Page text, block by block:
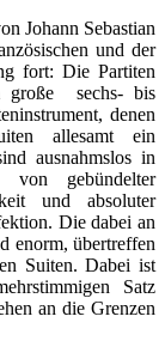
Johann Sebastian
und der
fort: Die Partiten
große sechs- bis
denen
allesamt ein
ausnahmslos in
von gebündelter
und absoluter
Die dabei an
enorm, übertreffen
Suiten. Dabei ist
Satz
an die Grenzen